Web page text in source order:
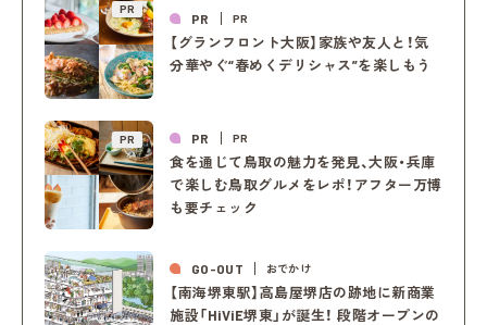
PR
PR PR
【グランフロント大阪】家族や友人と！気
分華やぐ“春めくデリシャス”を楽しもう
PR PR PR
食を通じて鳥取の魅力を発見、大阪・兵庫
で楽しむ鳥取グルメをレポ！アフター万博
も要チェック
GO-OUT おでかけ
【南海堺東駅】高島屋堺店の跡地に新商業
施設「HiViE堺東」が誕生！ 段階オープンの